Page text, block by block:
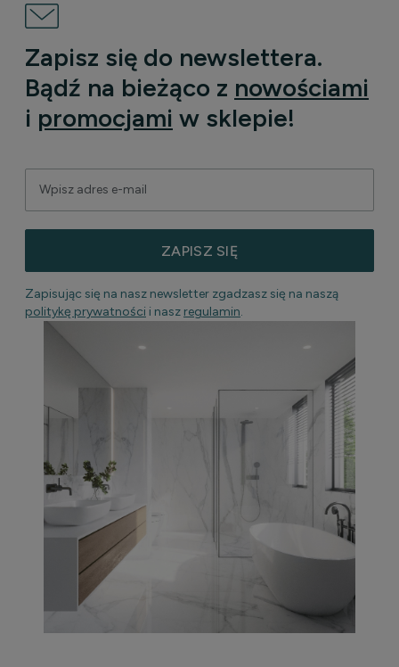
Zapisz się do newslettera.
Bądź na bieżąco z nowościami
i promocjami w sklepie!
ZAPISZ SIĘ
Zapisując się na nasz newsletter zgadzasz się na naszą
politykę prywatności i nasz regulamin.